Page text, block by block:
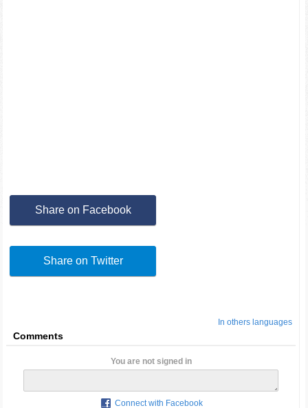
Share on Facebook
Share on Twitter
In others languages
Comments
You are not signed in
Connect with Facebook